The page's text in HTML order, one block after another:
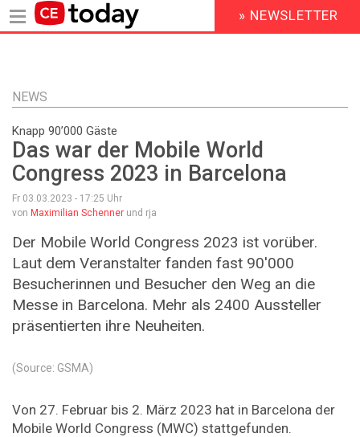
Inhalt
HEADER
MENU
» NEWSLETTER
NEWS
Knapp 90’000 Gäste
Das war der Mobile World
Congress 2023 in Barcelona
Fr 03.03.2023 - 17:25 Uhr
von Maximilian Schenner und rja
Der Mobile World Congress 2023 ist vorüber.
Laut dem Veranstalter fanden fast 90'000
Besucherinnen und Besucher den Weg an die
Messe in Barcelona. Mehr als 2400 Aussteller
präsentierten ihre Neuheiten.
(Source: GSMA)
Von 27. Februar bis 2. März 2023 hat in Barcelona der
Mobile World Congress (MWC) stattgefunden.